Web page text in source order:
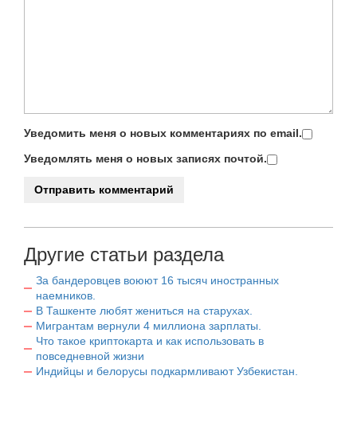
Уведомить меня о новых комментариях по email.
Уведомлять меня о новых записях почтой.
Другие статьи раздела
За бандеровцев воюют 16 тысяч иностранных
наемников.
В Ташкенте любят жениться на старухах.
Мигрантам вернули 4 миллиона зарплаты.
Что такое криптокарта и как использовать в
повседневной жизни
Индийцы и белорусы подкармливают Узбекистан.